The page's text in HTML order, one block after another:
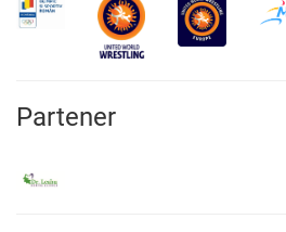
Partener